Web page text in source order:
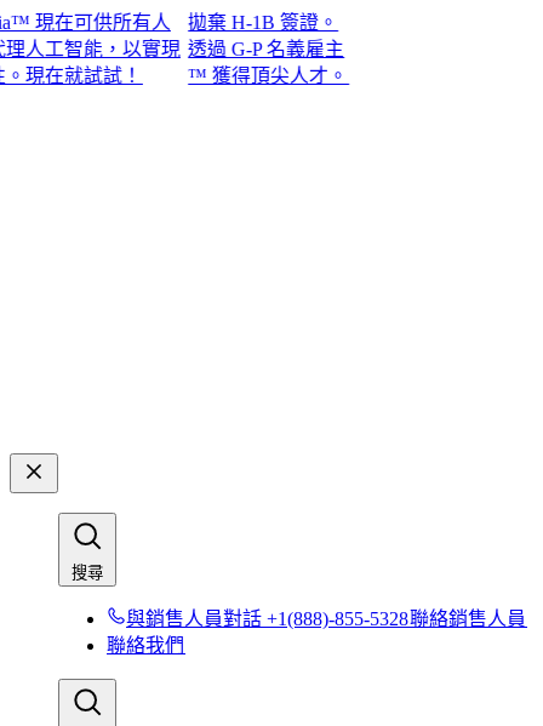
在可供所有人
工智能，以實現
在就試試！​​
拋棄 H-1B 簽證。
透過 G-P 名義雇主
™ 獲得頂尖人才。​​
搜尋​​
與銷售人員對話 +1(888)-855-5328​​聯絡銷售人員​​
聯絡我們​​